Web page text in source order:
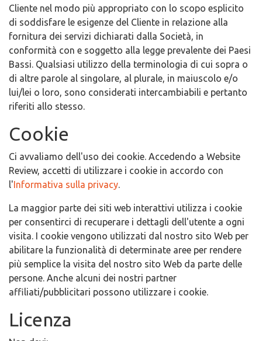
Cliente nel modo più appropriato con lo scopo esplicito
di soddisfare le esigenze del Cliente in relazione alla
fornitura dei servizi dichiarati dalla Società, in
conformità con e soggetto alla legge prevalente dei Paesi
Bassi. Qualsiasi utilizzo della terminologia di cui sopra o
di altre parole al singolare, al plurale, in maiuscolo e/o
lui/lei o loro, sono considerati intercambiabili e pertanto
riferiti allo stesso.
Cookie
Ci avvaliamo dell'uso dei cookie. Accedendo a Website
Review, accetti di utilizzare i cookie in accordo con
l'Informativa sulla privacy.
La maggior parte dei siti web interattivi utilizza i cookie
per consentirci di recuperare i dettagli dell'utente a ogni
visita. I cookie vengono utilizzati dal nostro sito Web per
abilitare la funzionalità di determinate aree per rendere
più semplice la visita del nostro sito Web da parte delle
persone. Anche alcuni dei nostri partner
affiliati/pubblicitari possono utilizzare i cookie.
Licenza